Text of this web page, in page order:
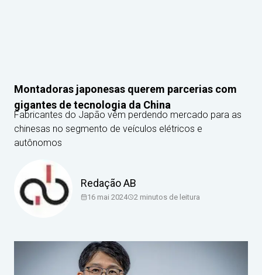
Montadoras japonesas querem parcerias com
gigantes de tecnologia da China
Fabricantes do Japão vêm perdendo mercado para as
chinesas no segmento de veículos elétricos e
autônomos
Redação AB
16 mai 2024 2 minutos de leitura